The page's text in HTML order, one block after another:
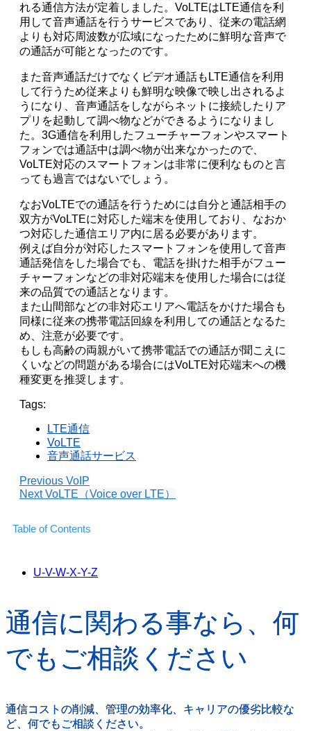
れる通信方法が定着しました。VoLTEはLTE通信を利
用して音声通話を行うサービスであり、従来の電話網
よりも対応周波数が広域になったために鮮明な音声で
の通話が可能となったのです。
また音声通話だけでなくビデオ通話もLTE通信を利用
して行うため従来よりも鮮明な映像で映し出されるよ
うになり、音声通話をしながらネットに接続したりア
プリを起動して調べ物などができるようになりまし
た。3G通信を利用したフューチャーフォンやスマート
フォンでは通話中は調べ物が出来なかったので、
VoLTE対応のスマートフォンは非常に便利なものと言
っても過言ではないでしょう。
なおVoLTEでの通話を行うためには自分と通話相手の
双方がVoLTEに対応した端末を使用しており、なおか
つ対応した通信エリア内に居る必要があります。
例えば自分が対応したスマートフォンを使用して音声
通話発信をした場合でも、電話を掛けた相手がフュー
チャーフォンなどの非対応端末を使用した場合には従
来の品質での通話となります。
また山間部などの非対応エリアへ電話をかけた場合も
同様に従来の携帯電話回線を利用しての通話となるた
め、注意が必要です。
もしも高齢の両親がいて携帯電話での通話が聞こえに
くいなどの問題がある場合にはVoLTE対応端末への機
種変更を推奨します。
Tags:
LTE通信
VoLTE
音声通話サービス
Previous VoIP
NextVoLTE（Voice over LTE）
Table of Contents
U-V-W-X-Y-Z
通信に関わる事なら、何
でもご相談ください
通信コストの削減、管理の効率化、キャリアの優劣比較な
ど、何でもご相談ください。